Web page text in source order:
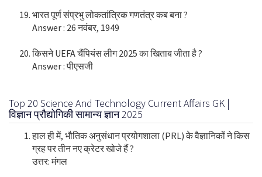
भारत पूर्ण संप्रभु लोकतांत्रिक गणतंत्र कब बना ?
Answer : 26 नवंबर, 1949
किसने UEFA चैंपियंस लीग 2025 का खिताब जीता है ?
Answer : पीएसजी
Top 20 Science And Technology Current Affairs GK |
विज्ञान प्रौद्योगिकी सामान्य ज्ञान 2025
हाल ही में, भौतिक अनुसंधान प्रयोगशाला (PRL) के वैज्ञानिकों ने किस
ग्रह पर तीन नए क्रेटर खोजे हैं ?
उत्तर: मंगल